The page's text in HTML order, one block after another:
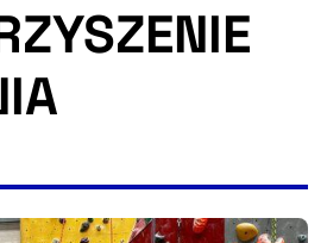
dostępność
, otwiera się w nowym oknie
Zgłoś problem
, otwiera się w